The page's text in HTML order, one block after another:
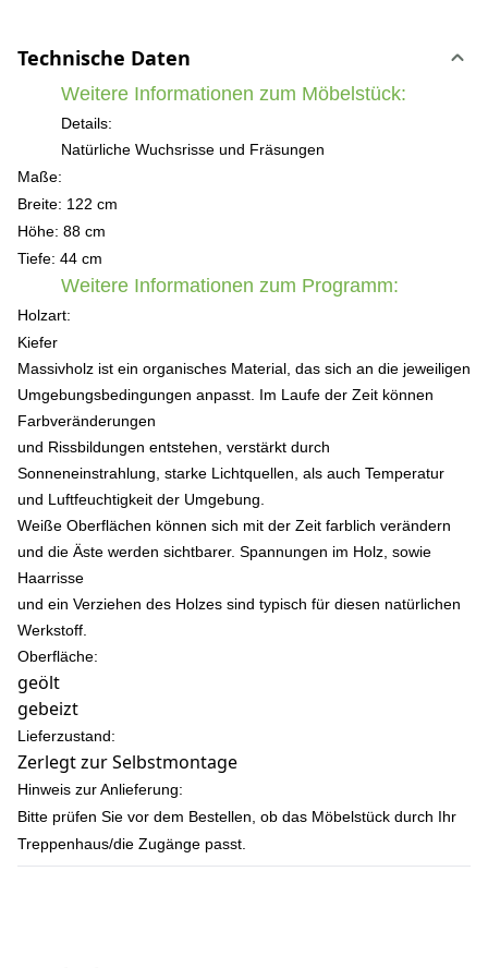
Technische Daten
Weitere Informationen zum Möbelstück:
Details:
Natürliche Wuchsrisse und Fräsungen
Maße:
Breite: 122 cm
Höhe: 88 cm
Tiefe: 44 cm
Weitere Informationen zum Programm:
Holzart:
Kiefer
Massivholz ist ein organisches Material, das sich an die jeweiligen
Umgebungsbedingungen anpasst. Im Laufe der Zeit können
Farbveränderungen
und Rissbildungen entstehen, verstärkt durch
Sonneneinstrahlung, starke Lichtquellen, als auch Temperatur
und Luftfeuchtigkeit der Umgebung.
Weiße Oberflächen können sich mit der Zeit farblich verändern
und die Äste werden sichtbarer. Spannungen im Holz, sowie
Haarrisse
und ein Verziehen des Holzes sind typisch für diesen natürlichen
Werkstoff.
Oberfläche:
geölt
gebeizt
Lieferzustand:
Zerlegt zur Selbstmontage
Hinweis zur Anlieferung:
Bitte prüfen Sie vor dem Bestellen, ob das Möbelstück durch Ihr
Treppenhaus/die Zugänge passt.